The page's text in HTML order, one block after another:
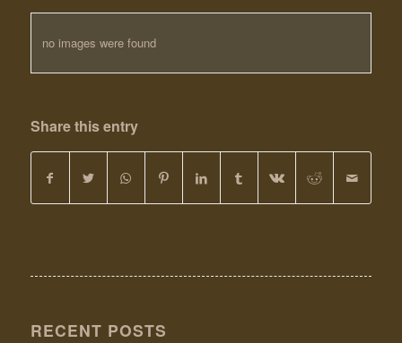
no images were found
Share this entry
RECENT POSTS